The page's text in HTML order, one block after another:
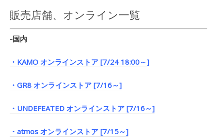
販売店舗、オンライン一覧
-国内
・KAMO オンラインストア [7/24 18:00～]
・GR8 オンラインストア [7/16～]
・UNDEFEATED オンラインストア [7/16～]
・atmos オンラインストア [7/15～]